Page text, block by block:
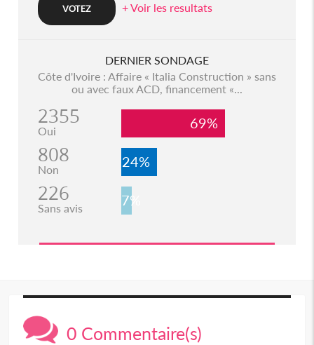
+ Voir les resultats
DERNIER SONDAGE
Côte d'Ivoire : Affaire « Italia Construction » sans
ou avec faux ACD, financement «...
2355
Oui 69%
808
Non 24%
226
Sans avis 7%
0 Commentaire(s)